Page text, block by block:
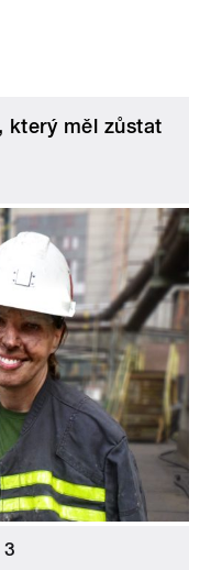
který měl zůstat